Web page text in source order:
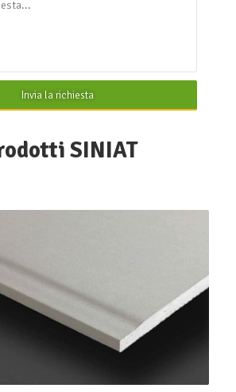
Invia la richiesta
SINIAT
PregyPlac Plus BA13
SINIAT